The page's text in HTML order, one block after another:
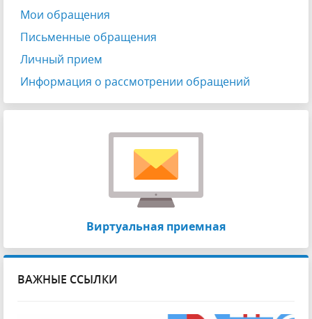
Мои обращения
Письменные обращения
Личный прием
Информация о рассмотрении обращений
Виртуальная приемная
ВАЖНЫЕ ССЫЛКИ